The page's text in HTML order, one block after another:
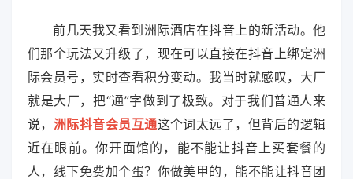
前几天我又看到洲际酒店在抖音上的新活动。他
们那个玩法又升级了，现在可以直接在抖音上绑定洲
际会员号，实时查看积分变动。我当时就感叹，大厂
就是大厂，把“通”字做到了极致。对于我们普通人来
说， 洲际抖音会员互通这个词太远了，但背后的逻辑
近在眼前。你开面馆的，能不能让抖音上买套餐的
人，线下免费加个蛋？你做美甲的，能不能让抖音团